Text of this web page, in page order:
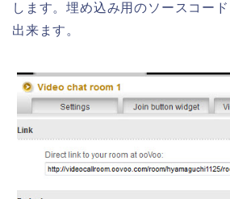
します。埋め込み用のソースコー
出来ます。